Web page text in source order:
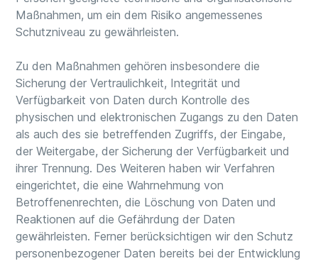
Maßnahmen, um ein dem Risiko angemessenes
Schutzniveau zu gewährleisten.
Zu den Maßnahmen gehören insbesondere die
Sicherung der Vertraulichkeit, Integrität und
Verfügbarkeit von Daten durch Kontrolle des
physischen und elektronischen Zugangs zu den Daten
als auch des sie betreffenden Zugriffs, der Eingabe,
der Weitergabe, der Sicherung der Verfügbarkeit und
ihrer Trennung. Des Weiteren haben wir Verfahren
eingerichtet, die eine Wahrnehmung von
Betroffenenrechten, die Löschung von Daten und
Reaktionen auf die Gefährdung der Daten
gewährleisten. Ferner berücksichtigen wir den Schutz
personenbezogener Daten bereits bei der Entwicklung